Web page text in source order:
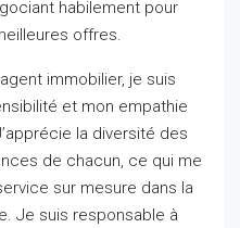
habilement pour
offres.
immobilier, je suis
et mon empathie
la diversité des
de chacun, ce qui me
sur mesure dans la
Je suis responsable à